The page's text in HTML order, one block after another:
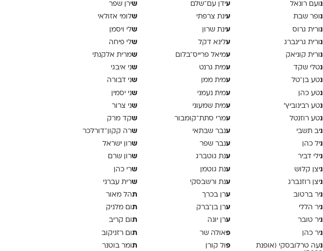
נ ועם רונאל
נ ופר שבת
נ ורית גרוס
נ ורית גרינברג
נ ורית קוניאק
נטלי שקד
נטע בן־טל
נטע כהן
נטע רבינוביץ׳
נטע רוזנטל
ניב תשבי
ניל כהן
נילי דביר
ניצן קלוש
ניצן רוזנברג
ניר ברטוב
ניר הללי
ניר טובר
ניר כהן
נעה טרלובסקי (אופנת
עידן עם־שלם
עינת צרפתי
עינת שרון
עלינא דקל
עמיאל פרייס־בלום
עמית גרנט
עמית ממן
עמית נעמני
עמית שמעוני
עמרי סתת־קומבור
ענבר שבתאי
ענבר שפר
ענת גוטברג
ענת גוטמן
ענת ורשבסקי
ערן בכרך
ערן בן־ברק
ערן יונה
פאולה שר
פ ול קורן
שירן שפר
שלומי אזולאי
שלי ויסמן
שלי פיחה
שמרית אלקנתי
שני איבגי
שני דבורה
שני יסמין
שני צרור
שקד מרק
שרה קקון־דורלכר
שרון ישראל
שרון שרם
שרי כהן
שרית עברני
תהל מאור
תום מלניק
תום קריב
תום רזניקוב
תומר בוטנר